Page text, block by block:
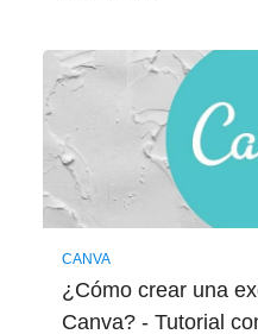
CANVA
¿Cómo crear una
Canva? - Tutorial